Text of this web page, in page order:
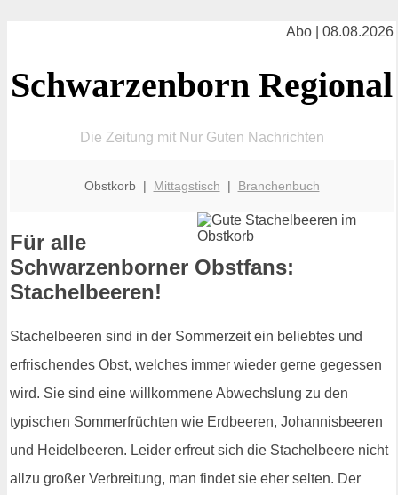
Abo | 08.08.2026
Schwarzenborn Regional
Die Zeitung mit Nur Guten Nachrichten
Obstkorb | Mittagstisch | Branchenbuch
Für alle
Schwarzenborner Obstfans:
Stachelbeeren!
Stachelbeeren sind in der Sommerzeit ein beliebtes und
erfrischendes Obst, welches immer wieder gerne gegessen
wird. Sie sind eine willkommene Abwechslung zu den
typischen Sommerfrüchten wie Erdbeeren, Johannisbeeren
und Heidelbeeren. Leider erfreut sich die Stachelbeere nicht
allzu großer Verbreitung, man findet sie eher selten. Der